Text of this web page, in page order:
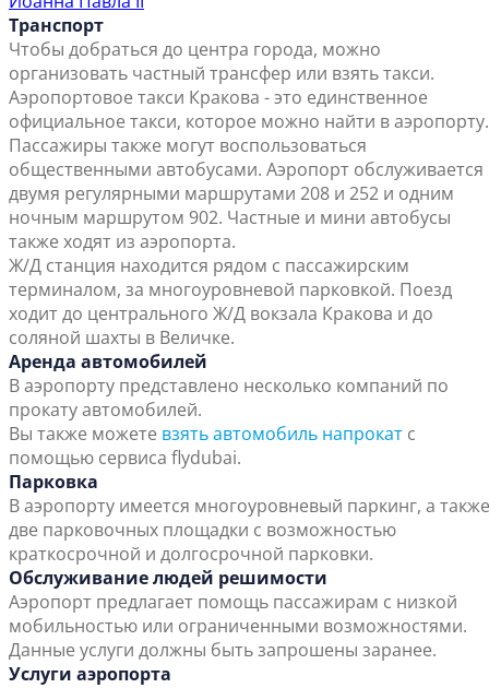
Транспорт
Чтобы добраться до центра города, можно
организовать частный трансфер или взять такси.
Аэропортовое такси Кракова - это единственное
официальное такси, которое можно найти в аэропорту.
Пассажиры также могут воспользоваться
общественными автобусами. Аэропорт обслуживается
двумя регулярными маршрутами 208 и 252 и одним
ночным маршрутом 902. Частные и мини автобусы
также ходят из аэропорта.
Ж/Д станция находится рядом с пассажирским
терминалом, за многоуровневой парковкой. Поезд
ходит до центрального Ж/Д вокзала Кракова и до
соляной шахты в Величке.
Аренда автомобилей
В аэропорту представлено несколько компаний по
прокату автомобилей.
Вы также можете взять автомобиль напрокат с
помощью сервиса flydubai.
Парковка
В аэропорту имеется многоуровневый паркинг, а также
две парковочных площадки с возможностью
краткосрочной и долгосрочной парковки.
Обслуживание людей решимости
Аэропорт предлагает помощь пассажирам с низкой
мобильностью или ограниченными возможностями.
Данные услуги должны быть запрошены заранее.
Услуги аэропорта